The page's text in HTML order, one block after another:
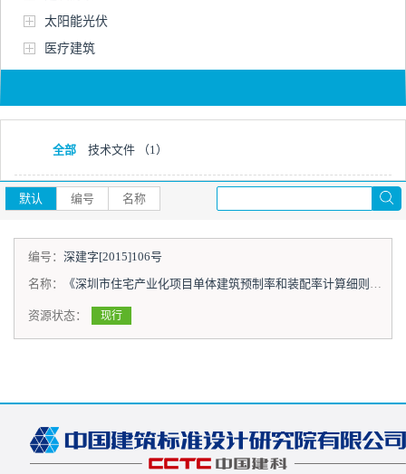
太阳能光伏
医疗建筑
全部 技术文件 （1）
默认 编号 名称
编号： 深建字[2015]106号
名称：
《深圳市住宅产业化项目单体建筑预制率和装配率计算细则（试行）》出台
资源状态： 现行